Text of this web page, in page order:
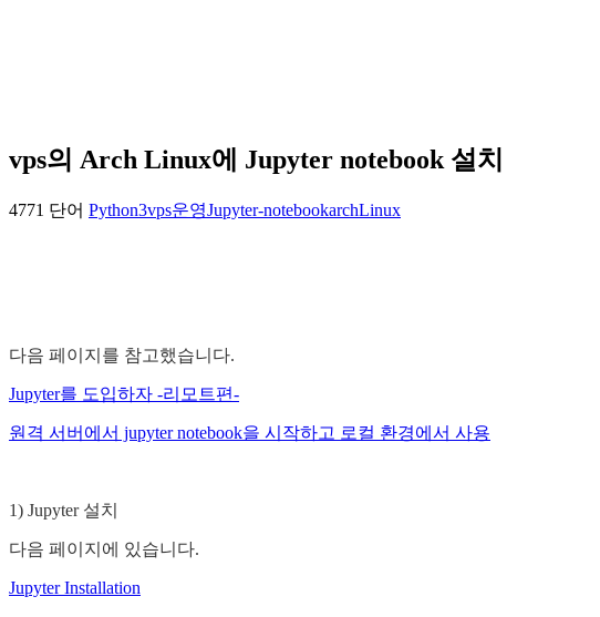
vps의 Arch Linux에 Jupyter notebook 설치
4771 단어 Python3vps운영Jupyter-notebookarchLinux
다음 페이지를 참고했습니다.
Jupyter를 도입하자 -리모트편-
원격 서버에서 jupyter notebook을 시작하고 로컬 환경에서 사용
1) Jupyter 설치
다음 페이지에 있습니다.
Jupyter Installation